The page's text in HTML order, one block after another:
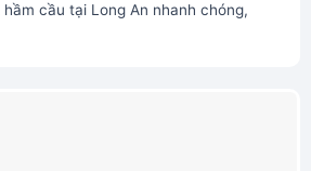
cầu tại Long An nhanh chóng,